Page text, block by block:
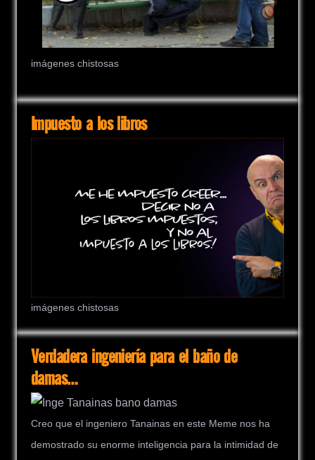
imágenes chistosas
Impuesto a los libros
imágenes chistosas
Verdadera ingeniería para el baño de
damas…
Creo que el ingeniero Tanainas en este Meme nos ha
demostrado su enorme inteligencia para la intimidad de